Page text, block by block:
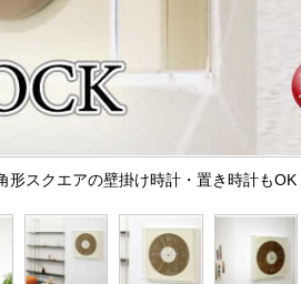
スクエアの壁掛け時計・置き時計もOK